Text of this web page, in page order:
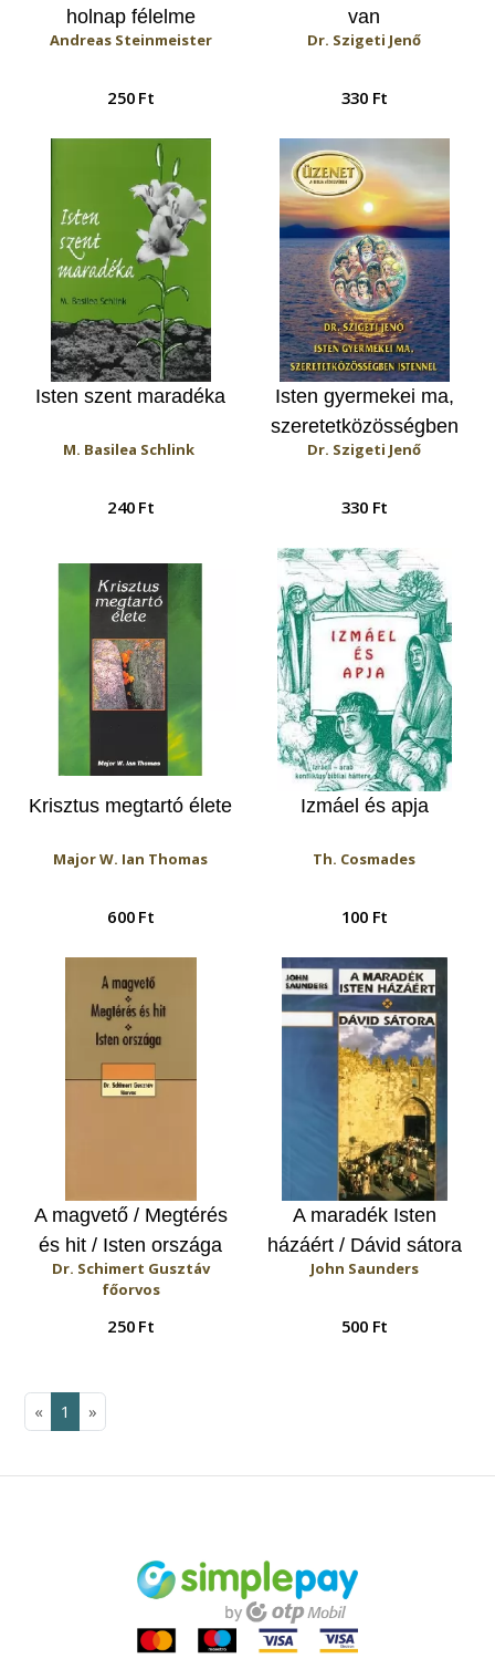
holnap félelme
Andreas Steinmeister
250 Ft
van
Dr. Szigeti Jenő
330 Ft
Isten szent maradéka
M. Basilea Schlink
240 Ft
Isten gyermekei ma,
szeretetközösségben
Istennel
Dr. Szigeti Jenő
330 Ft
Krisztus megtartó élete
Major W. Ian Thomas
600 Ft
Izmáel és apja
Th. Cosmades
100 Ft
A magvető / Megtérés
és hit / Isten országa
Dr. Schimert Gusztáv
főorvos
250 Ft
A maradék Isten
házáért / Dávid sátora
John Saunders
500 Ft
« 1 »